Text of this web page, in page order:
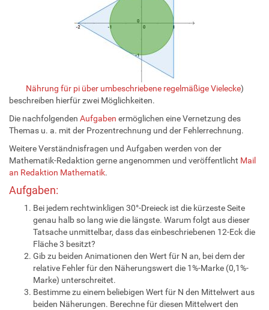
Nährung für pi über umbeschriebene regelmäßige Vielecke)
beschreiben hierfür zwei Möglichkeiten.
Die nachfolgenden Aufgaben ermöglichen eine Vernetzung des
Themas u. a. mit der Prozentrechnung und der Fehlerrechnung.
Weitere Verständnisfragen und Aufgaben werden von der
Mathematik-Redaktion gerne angenommen und veröffentlicht Mail
an Redaktion Mathematik.
Aufgaben:
Bei jedem rechtwinkligen 30°-Dreieck ist die kürzeste Seite
genau halb so lang wie die längste. Warum folgt aus dieser
Tatsache unmittelbar, dass das einbeschriebenen 12-Eck die
Fläche 3 besitzt?
Gib zu beiden Animationen den Wert für N an, bei dem der
relative Fehler für den Näherungswert die 1%-Marke (0,1%-
Marke) unterschreitet.
Bestimme zu einem beliebigen Wert für N den Mittelwert aus
beiden Näherungen. Berechne für diesen Mittelwert den